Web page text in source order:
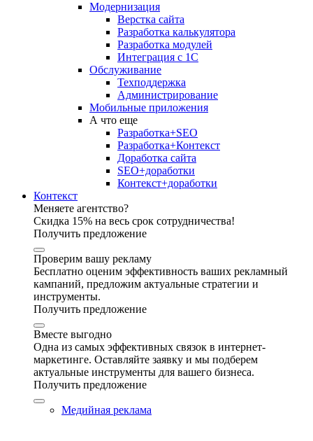
Модернизация
Верстка сайта
Разработка калькулятора
Разработка модулей
Интеграция с 1С
Обслуживание
Техподдержка
Администрирование
Мобильные приложения
А что еще
Разработка+SEO
Разработка+Контекст
Доработка сайта
SEO+доработки
Контекст+доработки
Контекст
Меняете агентство?
Скидка 15% на весь срок сотрудничества!
Получить предложение
Проверим вашу рекламу
Бесплатно оценим эффективность ваших рекламный
кампаний, предложим актуальные стратегии и
инструменты.
Получить предложение
Вместе выгодно
Одна из самых эффективных связок в интернет-
маркетинге. Оставляйте заявку и мы подберем
актуальные инструменты для вашего бизнеса.
Получить предложение
Медийная реклама